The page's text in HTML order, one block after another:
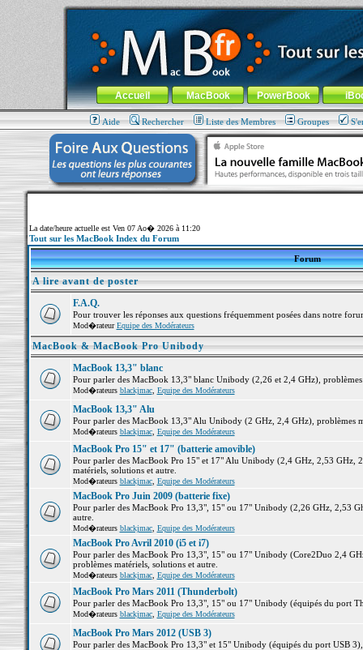
MacBook-fr.com : 100% Apple... 100% nomade !
Aller au contenu-Aller au menu général-Aller au menu de
Menu général
Accueil MacBook PowerBook
Aide Rechercher Liste des Membres Groupes
La date/heure actuelle est Ven 07 Ao� 2026 à 11:20
Tout sur les MacBook Index du Forum
Forum
A lire avant de poster
F.A.Q.
Pour trouver les réponses aux questions fréquemment posées dans notre
Mod�rateurEquipe des Modérateurs
MacBook & MacBook Pro Unibody
MacBook 13,3" blanc
Pour parler des MacBook 13,3" blanc Unibody (2,26 et 2,4 GHz),
Mod�rateurs blackjmac, Equipe des Modérateurs
MacBook 13,3" Alu
Pour parler des MacBook 13,3" Alu Unibody (2 GHz, 2,4 GHz), problèmes
Mod�rateurs blackjmac, Equipe des Modérateurs
MacBook Pro 15" et 17" (batterie amovible)
Pour parler des MacBook Pro 15" et 17" Alu Unibody (2,4 GHz, 2,53 GHz,
matériels, solutions et autre.
Mod�rateurs blackjmac, Equipe des Modérateurs
MacBook Pro Juin 2009 (batterie fixe)
Pour parler des MacBook Pro 13,3", 15" ou 17" Unibody (2,26 GHz, 2,53
autre.
Mod�rateurs blackjmac, Equipe des Modérateurs
MacBook Pro Avril 2010 (i5 et i7)
Pour parler des MacBook Pro 13,3", 15" ou 17" Unibody (Core2Duo 2,4
problèmes matériels, solutions et autre.
Mod�rateurs blackjmac, Equipe des Modérateurs
MacBook Pro Mars 2011 (Thunderbolt)
Pour parler des MacBook Pro 13,3", 15" ou 17" Unibody (équipés du port
Mod�rateurs blackjmac, Equipe des Modérateurs
MacBook Pro Mars 2012 (USB 3)
Pour parler des MacBook Pro 13,3" et 15" Unibody (équipés du port USB